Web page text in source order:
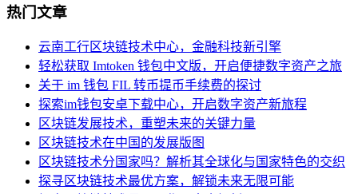
热门文章
云南工行区块链技术中心，金融科技新引擎
轻松获取 Imtoken 钱包中文版，开启便捷数字资产之旅
关于 im 钱包 FIL 转币提币手续费的探讨
探索im钱包安卓下载中心，开启数字资产新旅程
区块链发展技术，重塑未来的关键力量
区块链技术在中国的发展版图
区块链技术分国家吗？解析其全球化与国家特色的交织
探寻区块链技术最优方案，解锁未来无限可能